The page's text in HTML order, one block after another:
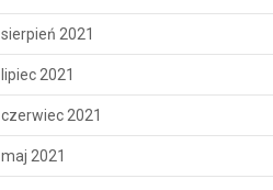
sierpień 2021
lipiec 2021
czerwiec 2021
maj 2021